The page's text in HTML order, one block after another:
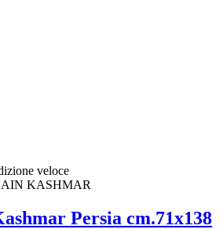
veloce
KASHMAR
Persia cm.71x138